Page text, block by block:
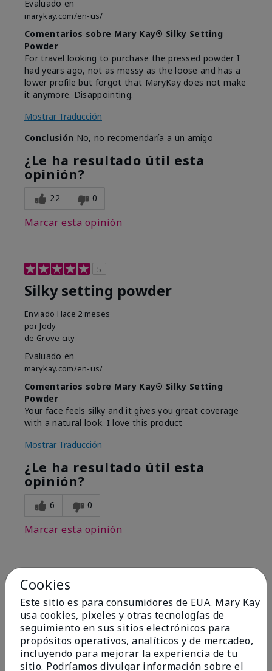
Evaluado en
marykay.com/en-us/
Comentarios sobre Mary Kay® Silky Setting
Powder
For travel looking to purchase the pressed powder I
had years ago, not as messy as the loose and has a
lower profile but forgot that MaryKay does not make
it anymore. Disappointing.
Mostrar Traducción
Conclusión No, no recomendaría a un amigo
¿Le ha resultado útil esta
opinión?
22 0
Marcar esta opinión
5
Silky setting powder
Enviado Hace 2 meses
por Jody
de Grove city
Evaluado en
marykay.com/en-us/
Comentarios sobre Mary Kay® Silky Setting
Powder
Your face feels silky and it gives you great coverage
with a natural look. I love this product
Mostrar Traducción
¿Le ha resultado útil esta
opinión?
6 0
Marcar esta opinión
Bring Back Mineral Powder
Foundation
EnviadoHace 2 meses
porEM
de Spring, TX
Cookies
Este sitio es para consumidores de EUA. Mary Kay
usa cookies, pixeles y otras tecnologías de
seguimiento en sus sitios electrónicos para
propósitos operativos, analíticos y de mercadeo,
incluyendo para mejorar la experiencia de tu
sitio. Podríamos divulgar información sobre el